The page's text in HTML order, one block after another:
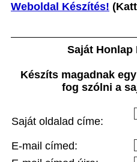
Weboldal Készítés!
Saját Honlap
Készíts magadnak
fog szólni a
Saját oldalad címe:
E-mail címed: